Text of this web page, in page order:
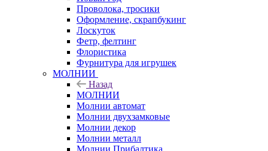
Проволока, тросики
Оформление, скрапбукинг
Лоскуток
Фетр, фелтинг
Флористика
Фурнитура для игрушек
МОЛНИИ
Назад
МОЛНИИ
Молнии автомат
Молнии двухзамковые
Молнии декор
Молнии металл
Молнии Прибалтика